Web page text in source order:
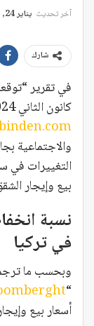
آخر تحديث يناير 24, 2024
شارك
في تقرير
كانون الثاني 2024 الذي جرى إعداده بالتعاون مع
التغييرات في
بيع وإيجار
نسبة
في تركيا
وبحسب ما
“
أسعار بيع